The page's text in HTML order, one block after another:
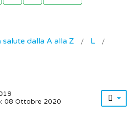
salute dalla A alla Z
L
08 Ottobre 2020